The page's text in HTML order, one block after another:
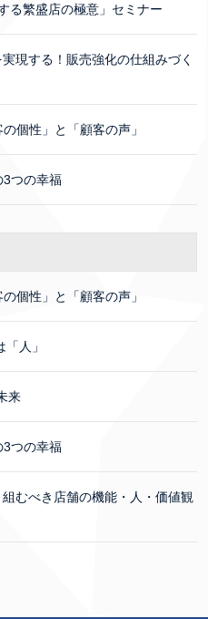
る繁盛店の極意」セミナー
現する！販売強化の仕組みづく
個性」と「顧客の声」
3つの幸福
個性」と「顧客の声」
人」
来
3つの幸福
むべき店舗の機能・人・価値観